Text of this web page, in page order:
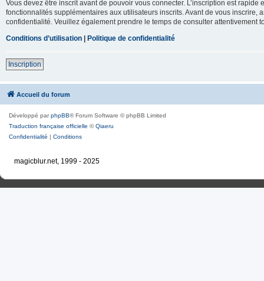
Vous devez être inscrit avant de pouvoir vous connecter. L’inscription est
fonctionnalités supplémentaires aux utilisateurs inscrits. Avant de vous inscrire,
confidentialité. Veuillez également prendre le temps de consulter attentivement
Conditions d’utilisation | Politique de confidentialité
Inscription
Accueil du forum
Développé parphpBB® Forum Software © phpBB Limited
Traduction française officielle ©Qiaeru
Confidentialité | Conditions
magicblur.net, 1999 - 2025